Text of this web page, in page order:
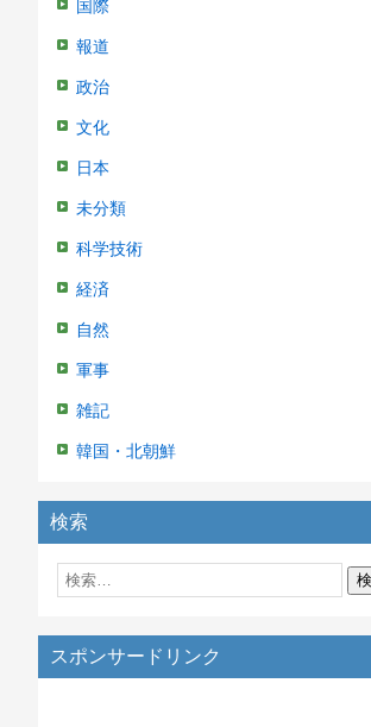
国際
報道
政治
文化
日本
未分類
科学技術
経済
自然
軍事
雑記
韓国・北朝鮮
検索
スポンサードリンク